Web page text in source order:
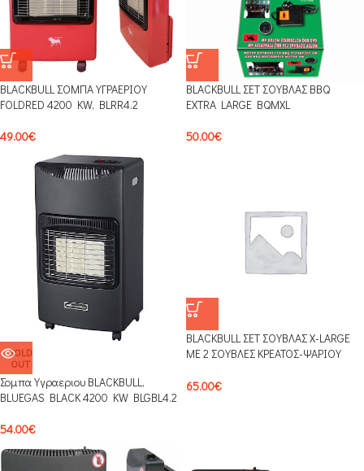
BLACKBULL ΣΟΜΠΑ ΥΓΡΑΕΡΙΟΥ
FOLDRED 4200 KW, BLRR4.2
49.00€
BLACKBULL ΣΕΤ ΣΟΥΒΛΑΣ BBQ
EXTRA LARGE BQMXL
50.00€
SOLD
OUT
Σομπα Υγραεριου BLACKBULL,
BLUEGAS BLACK 4200 KW BLGBL4.2
54.00€
BLACKBULL ΣΕΤ ΣΟΥΒΛΑΣ X-LARGE
ΜΕ 2 ΣΟΥΒΛΕΣ ΚΡΕΑΤΟΣ-ΨΑΡΙΟΥ
65.00€